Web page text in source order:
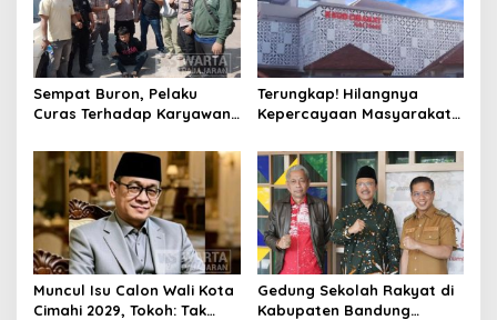
Sempat Buron, Pelaku
Curas Terhadap Karyawan
Ditangkap Polisi
Terungkap! Hilangnya
Kepercayaan Masyarakat
Rebranding RSUD Cibabat
Muncul Isu Calon Wali Kota
Cimahi 2029, Tokoh: Tak
Gedung Sekolah Rakyat di
Kabupaten Bandung